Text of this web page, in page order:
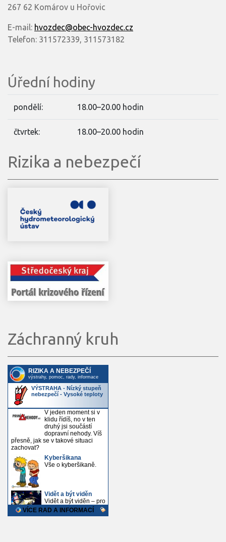
267 62 Komárov u Hořovic
E-mail: hvozdec@obec-hvozdec.cz
Telefon: 311572339, 311573182
Úřední hodiny
pondělí: 18.00–20.00 hodin
čtvrtek: 18.00–20.00 hodin
Rizika a nebezpečí
Záchranný kruh